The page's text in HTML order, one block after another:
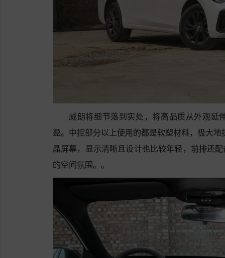
威朗将细节落到实处，将高品质从外观延
盈。中控部分以上使用的都是软塑材料，极大
晶屏幕，显示清晰且设计也比较年轻，前排还
的空间氛围。。